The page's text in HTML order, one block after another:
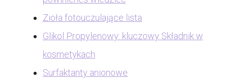
Zioła fotouczulające lista
Glikol Propylenowy: kluczowy Składnik w
kosmetykach
Surfaktanty anionowe